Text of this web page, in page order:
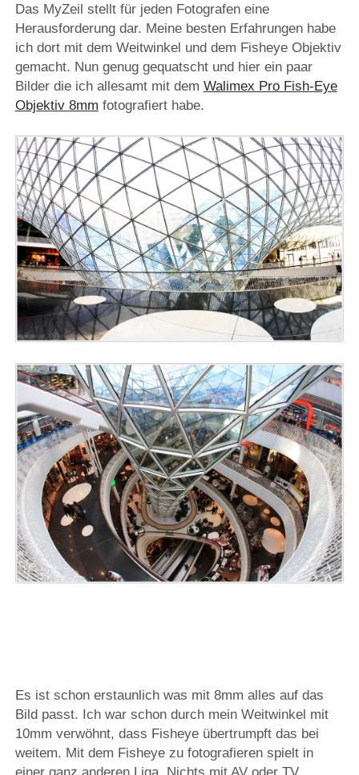
Das MyZeil stellt für jeden Fotografen eine
Herausforderung dar. Meine besten Erfahrungen habe
ich dort mit dem Weitwinkel und dem Fisheye Objektiv
gemacht. Nun genug gequatscht und hier ein paar
Bilder die ich allesamt mit dem Walimex Pro Fish-Eye
Objektiv 8mm fotografiert habe.
Es ist schon erstaunlich was mit 8mm alles auf das
Bild passt. Ich war schon durch mein Weitwinkel mit
10mm verwöhnt, dass Fisheye übertrumpft das bei
weitem. Mit dem Fisheye zu fotografieren spielt in